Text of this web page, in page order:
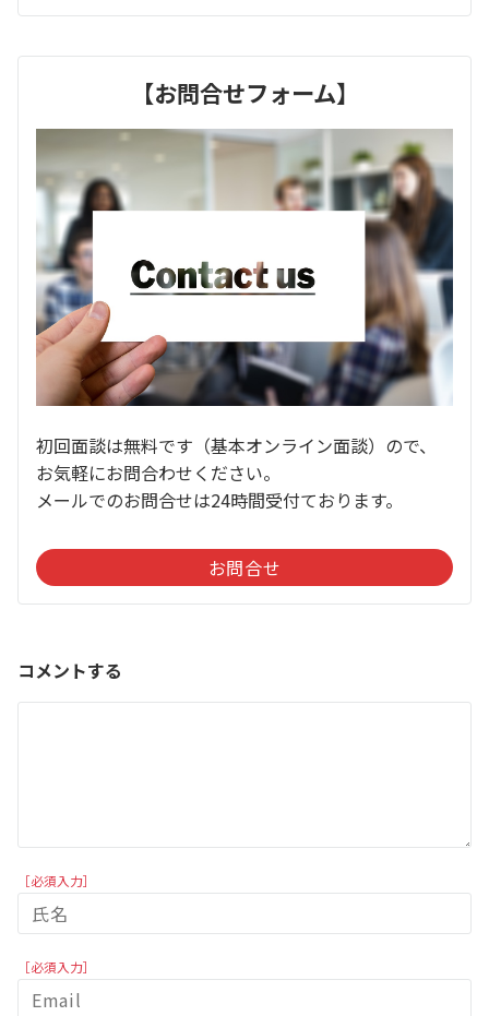
【お問合せフォーム】
初回面談は無料です（基本オンライン面談）ので、
お気軽にお問合わせください。
メールでのお問合せは24時間受付ております。
お問合せ
コメントする
［必須入力］
［必須入力］